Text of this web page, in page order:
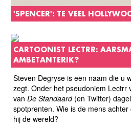
'SPENCER': TE VEEL
CARTOONIST LECTRR:
AMBETANTERIK?
Steven Degryse is een naam die u
zegt. Onder het pseudoniem Lectrr
van De Standaard(en Twitter)
spotprenten. Wie is de mens
hij de wereld?